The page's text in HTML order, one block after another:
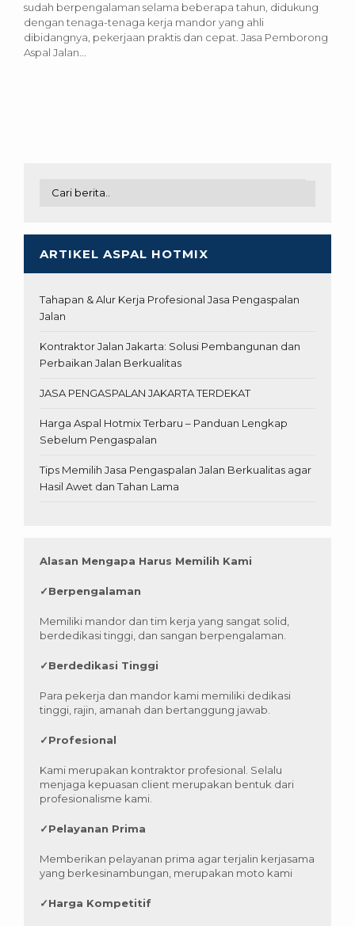
sudah berpengalaman selama beberapa tahun, didukung
dengan tenaga-tenaga kerja mandor yang ahli
dibidangnya, pekerjaan praktis dan cepat. Jasa Pemborong
Aspal Jalan...
ARTIKEL ASPAL HOTMIX
Tahapan & Alur Kerja Profesional Jasa Pengaspalan
Jalan
Kontraktor Jalan Jakarta: Solusi Pembangunan dan
Perbaikan Jalan Berkualitas
JASA PENGASPALAN JAKARTA TERDEKAT
Harga Aspal Hotmix Terbaru – Panduan Lengkap
Sebelum Pengaspalan
Tips Memilih Jasa Pengaspalan Jalan Berkualitas agar
Hasil Awet dan Tahan Lama
Alasan Mengapa Harus Memilih Kami
✓Berpengalaman
Memiliki mandor dan tim kerja yang sangat solid,
berdedikasi tinggi, dan sangan berpengalaman.
✓Berdedikasi Tinggi
Para pekerja dan mandor kami memiliki dedikasi
tinggi, rajin, amanah dan bertanggung jawab.
✓Profesional
Kami merupakan kontraktor profesional. Selalu
menjaga kepuasan client merupakan bentuk dari
profesionalisme kami.
✓Pelayanan Prima
Memberikan pelayanan prima agar terjalin kerjasama
yang berkesinambungan, merupakan moto kami
✓Harga Kompetitif